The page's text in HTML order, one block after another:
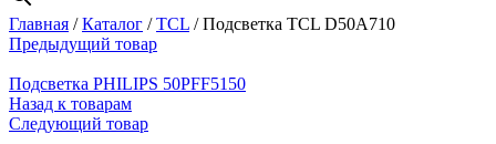
Главная /Каталог /TCL /Подсветка TCL D50A710
Предыдущий товар
Подсветка PHILIPS 50PFF5150
Назад к товарам
Следующий товар